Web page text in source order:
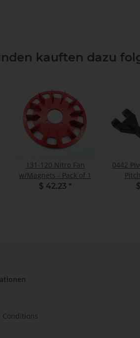
kauften dazu
131-120 Nitro Fan
w/Magnets - Pack of 1
$ 42.23 *
0442
Conditions